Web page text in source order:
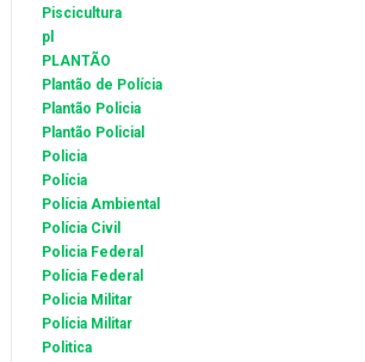
Piscicultura
pl
PLANTÃO
Plantão de Polícia
Plantão Policia
Plantão Policial
Policia
Polícia
Polícia Ambiental
Polícia Civil
Policia Federal
Polícia Federal
Policia Militar
Polícia Militar
Politica